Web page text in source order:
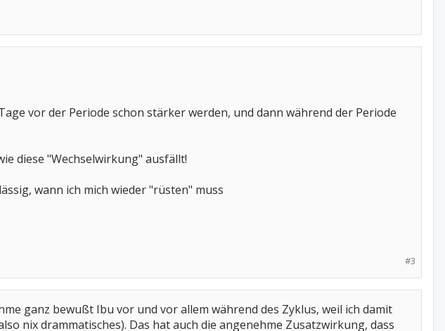
vor der Periode schon stärker werden, und dann während der Periode
diese "Wechselwirkung" ausfällt!
wann ich mich wieder "rüsten" muss
#3
ganz bewußt Ibu vor und vor allem während des Zyklus, weil ich damit
nix drammatisches). Das hat auch die angenehme Zusatzwirkung, dass